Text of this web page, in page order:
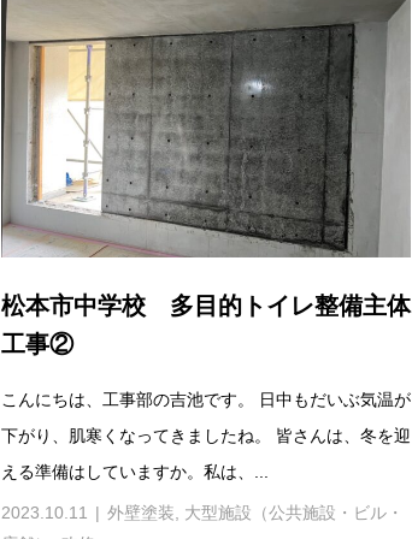
松本市中学校 多目的トイレ整備主体
工事②
こんにちは、工事部の吉池です。 日中もだいぶ気温が
下がり、肌寒くなってきましたね。 皆さんは、冬を迎
える準備はしていますか。私は、...
2023.10.11 外壁塗装
大型施設（公共施設・ビル・